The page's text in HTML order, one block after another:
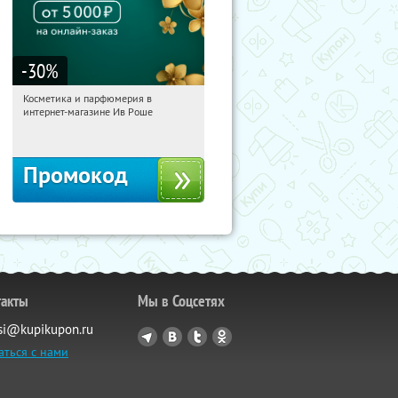
-30%
22:45:33 Получили:
Косметика и парфюмерия в
интернет-магазине Ив Роше
Промокод
с нами
Мы в Соцсетях